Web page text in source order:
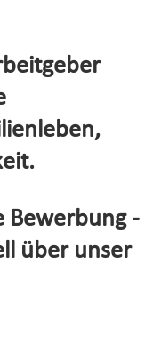
Bewerbung -
über unser